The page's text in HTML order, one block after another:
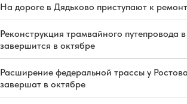
На дороге в Дядьково приступают к
Реконструкция трамвайного путепровода
завершится в октябре
Расширение федеральной трассы у
завершат в октябре